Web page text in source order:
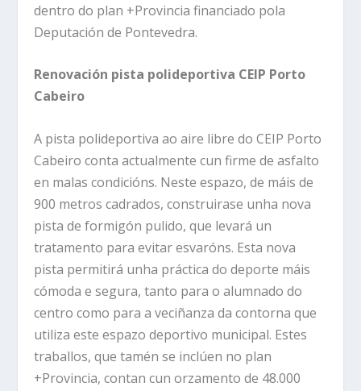
dentro do plan +Provincia financiado pola
Deputación de Pontevedra.
Renovación pista polideportiva CEIP Porto
Cabeiro
A pista polideportiva ao aire libre do CEIP Porto
Cabeiro conta actualmente cun firme de asfalto
en malas condicións. Neste espazo, de máis de
900 metros cadrados, construirase unha nova
pista de formigón pulido, que levará un
tratamento para evitar esvaróns. Esta nova
pista permitirá unha práctica do deporte máis
cómoda e segura, tanto para o alumnado do
centro como para a veciñanza da contorna que
utiliza este espazo deportivo municipal. Estes
traballos, que tamén se inclúen no plan
+Provincia, contan cun orzamento de 48.000